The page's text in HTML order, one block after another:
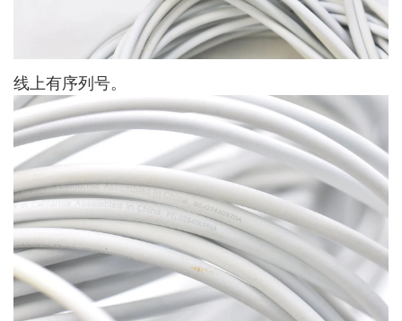
线上有序列号。